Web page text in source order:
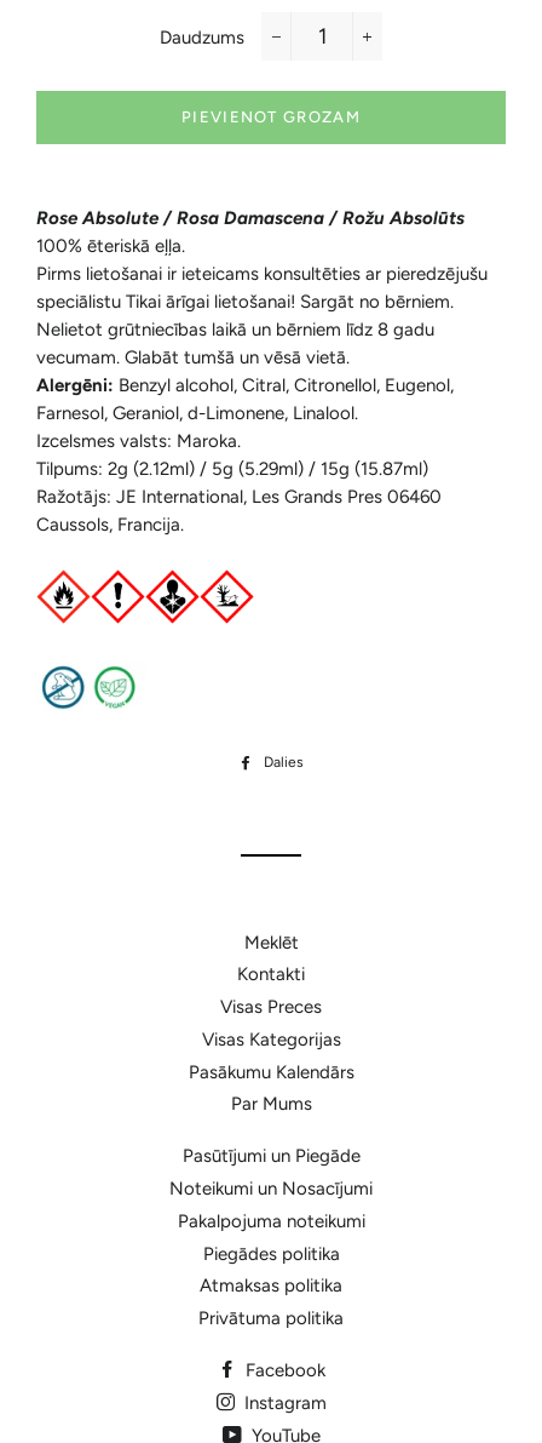
Daudzums
PIEVIENOT GROZAM
Rose Absolute / Rosa Damascena / Rožu Absolūts
100% ēteriskā eļļa.
Pirms lietošanai ir ieteicams konsultēties ar pieredzējušu
speciālistu Tikai ārīgai lietošanai! Sargāt no bērniem.
Nelietot grūtniecības laikā un bērniem līdz 8 gadu
vecumam. Glabāt tumšā un vēsā vietā.
Alergēni: Benzyl alcohol, Citral, Citronellol, Eugenol,
Farnesol, Geraniol, d-Limonene, Linalool.
Izcelsmes valsts: Maroka.
Tilpums: 2g (2.12ml) / 5g (5.29ml) / 15g (15.87ml)
Ražotājs: JE International, Les Grands Pres 06460
Caussols, Francija.
Dalies
Meklēt
Kontakti
Visas Preces
Visas Kategorijas
Pasākumu Kalendārs
Par Mums
Pasūtījumi un Piegāde
Noteikumi un Nosacījumi
Pakalpojuma noteikumi
Piegādes politika
Atmaksas politika
Privātuma politika
Facebook
Instagram
YouTube